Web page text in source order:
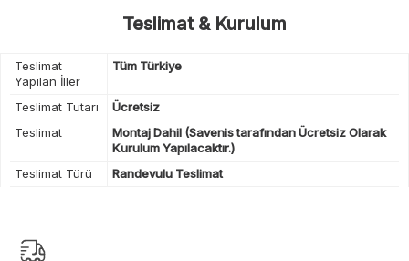
Teslimat & Kurulum
Teslimat
Yapılan İller
Tüm Türkiye
Teslimat Tutarı
Ücretsiz
Teslimat
Montaj Dahil (Savenis tarafından Ücretsiz Olarak
Kurulum Yapılacaktır.)
Teslimat Türü
Randevulu Teslimat